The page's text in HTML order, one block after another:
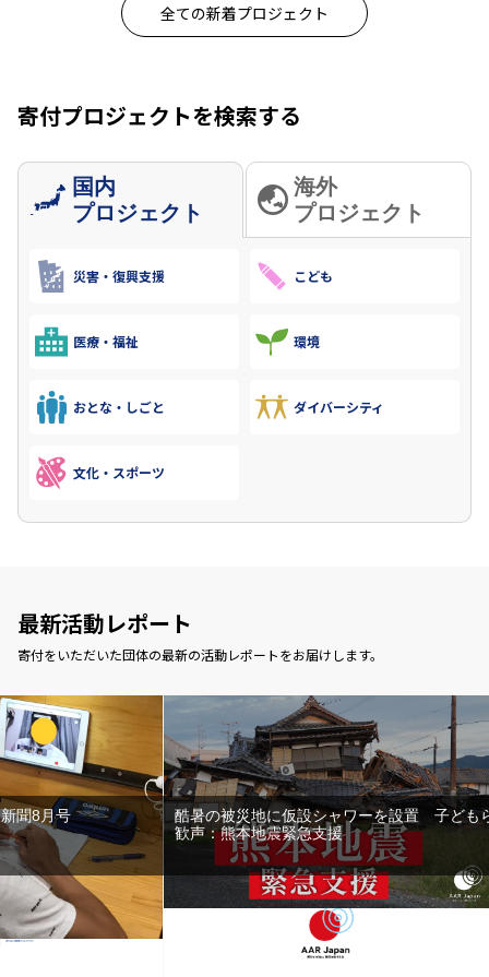
全ての新着プロジェクト
寄付プロジェクトを検索する
国内
プロジェクト
海外
プロジェクト
災害・復興支援 こども
医療・福祉 環境
おとな・しごと ダイバーシティ
文化・スポーツ
最新活動レポート
寄付をいただいた団体の最新の活動レポートをお届けします。
の被災地に仮設シャワーを設置 子どもら
：熊本地震緊急支援
ンゴロンゴロ、キリマン
える問題